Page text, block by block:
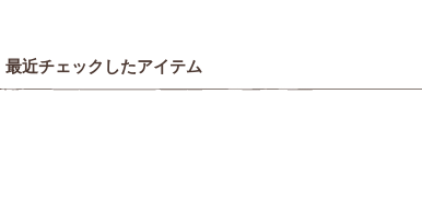
最近チェックしたアイテム